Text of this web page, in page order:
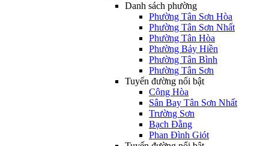
Danh sách phường
Phường Tân Sơn Hòa
Phường Tân Sơn Nhất
Phường Tân Hòa
Phường Bảy Hiền
Phường Tân Bình
Phường Tân Sơn
Tuyến đường nổi bật
Cộng Hòa
Sân Bay Tân Sơn Nhất
Trường Sơn
Bạch Đằng
Phan Đình Giót